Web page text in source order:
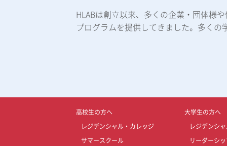
HLABは創立以来、多くの企業・団体様
プログラムを提供してきました。多く
高校生の方へ
レジデンシャル・カレッジ
サマースクール
大学生の方へ
レジデンシ
リーダーシ